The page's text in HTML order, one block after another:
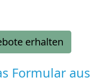
erhalten
Formular aus